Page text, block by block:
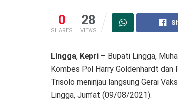
0
SHARES
28
VIEWS
Lingga, Kepri – Bupati Lingga,
Kombes Pol Harry Goldenhardt dan
Trisolo meninjau langsung Gerai
Lingga, Jum’at (09/08/2021).